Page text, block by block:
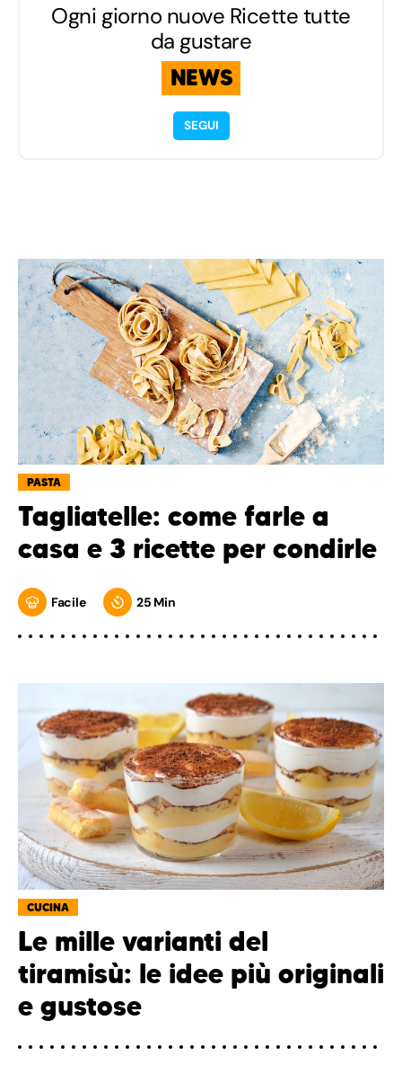
Ogni giorno nuove Ricette tutte
da gustare
NEWS
SEGUI
PASTA
Tagliatelle: come farle a
casa e 3 ricette per condirle
Facile 25 Min
CUCINA
Le mille varianti del
tiramisù: le idee più originali
e gustose